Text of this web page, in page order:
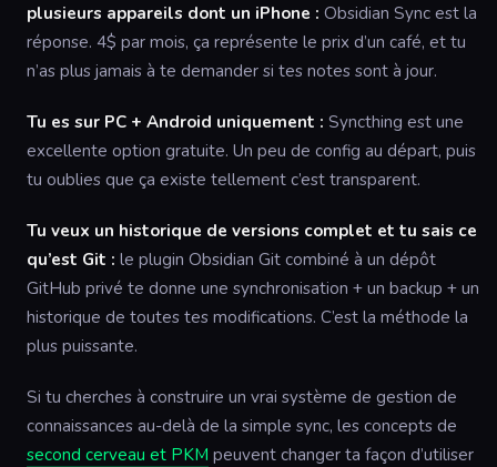
plusieurs appareils dont un iPhone : Obsidian Sync est la
réponse. 4$ par mois, ça représente le prix d’un café, et tu
n’as plus jamais à te demander si tes notes sont à jour.
Tu es sur PC + Android uniquement : Syncthing est une
excellente option gratuite. Un peu de config au départ, puis
tu oublies que ça existe tellement c’est transparent.
Tu veux un historique de versions complet et tu sais ce
qu’est Git : le plugin Obsidian Git combiné à un dépôt
GitHub privé te donne une synchronisation + un backup + un
historique de toutes tes modifications. C’est la méthode la
plus puissante.
Si tu cherches à construire un vrai système de gestion de
connaissances au-delà de la simple sync, les concepts de
second cerveau et PKM peuvent changer ta façon d’utiliser